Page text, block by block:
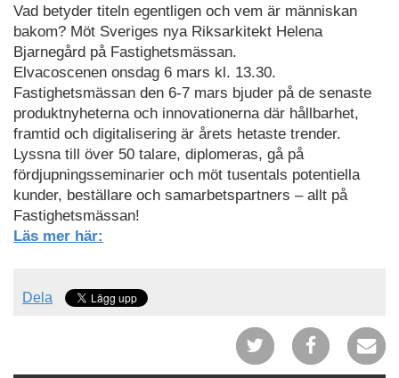
Vad betyder titeln egentligen och vem är människan
bakom? Möt Sveriges nya Riksarkitekt Helena
Bjarnegård på Fastighetsmässan.
Elvacoscenen onsdag 6 mars kl. 13.30.
Fastighetsmässan den 6-7 mars bjuder på de senaste
produktnyheterna och innovationerna där hållbarhet,
framtid och digitalisering är årets hetaste trender.
Lyssna till över 50 talare, diplomeras, gå på
fördjupningsseminarier och möt tusentals potentiella
kunder, beställare och samarbetspartners – allt på
Fastighetsmässan!
Läs mer här:
Dela